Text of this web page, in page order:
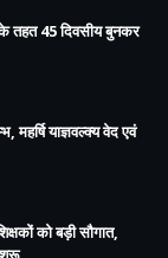
तहत 45 दिवसीय बुनकर
महर्षि याज्ञवल्क्य वेद एवं
को बड़ी सौगात,